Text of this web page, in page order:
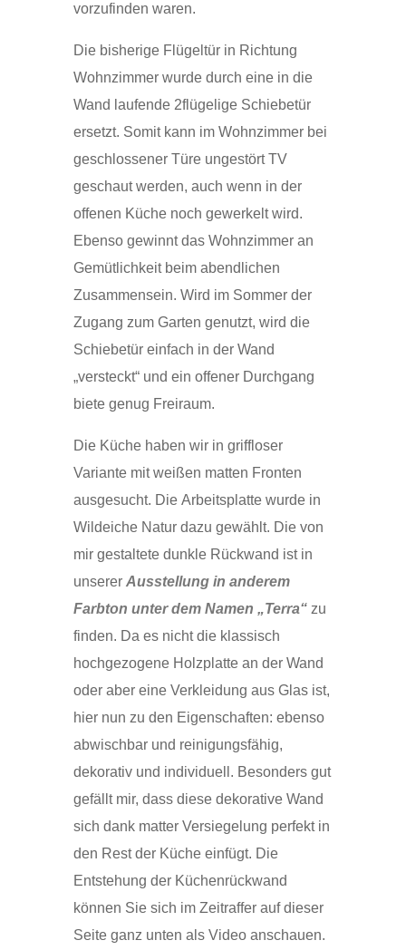
vorzufinden waren.
Die bisherige Flügeltür in Richtung
Wohnzimmer wurde durch eine in die
Wand laufende 2flügelige Schiebetür
ersetzt. Somit kann im Wohnzimmer bei
geschlossener Türe ungestört TV
geschaut werden, auch wenn in der
offenen Küche noch gewerkelt wird.
Ebenso gewinnt das Wohnzimmer an
Gemütlichkeit beim abendlichen
Zusammensein. Wird im Sommer der
Zugang zum Garten genutzt, wird die
Schiebetür einfach in der Wand
„versteckt“ und ein offener Durchgang
biete genug Freiraum.
Die Küche haben wir in griffloser
Variante mit weißen matten Fronten
ausgesucht. Die Arbeitsplatte wurde in
Wildeiche Natur dazu gewählt. Die von
mir gestaltete dunkle Rückwand ist in
unserer Ausstellung in anderem
Farbton unter dem Namen „Terra“zu
finden. Da es nicht die klassisch
hochgezogene Holzplatte an der Wand
oder aber eine Verkleidung aus Glas ist,
hier nun zu den Eigenschaften: ebenso
abwischbar und reinigungsfähig,
dekorativ und individuell. Besonders gut
gefällt mir, dass diese dekorative Wand
sich dank matter Versiegelung perfekt in
den Rest der Küche einfügt. Die
Entstehung der Küchenrückwand
können Sie sich im Zeitraffer auf dieser
Seite ganz unten als Video anschauen.